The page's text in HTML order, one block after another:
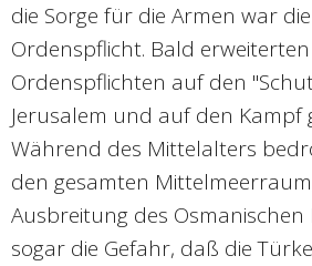
die Sorge für die Armen war
Ordenspflicht. Bald
Ordenspflichten auf den
Jerusalem und auf den Kampf
Während des Mittelalters
den gesamten
Ausbreitung des Osmanischen
sogar die Gefahr, daß die